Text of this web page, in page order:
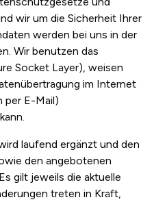
wir um die Sicherheit Ihrer
werden bei uns in der
Wir benutzen das
Socket Layer), weisen
im Internet
per E-Mail)
laufend ergänzt und den
den angebotenen
gilt jeweils die aktuelle
treten in Kraft,